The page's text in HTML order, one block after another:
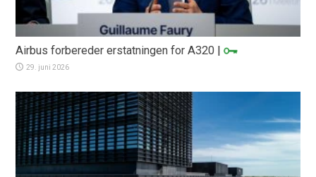
Airbus forbereder erstatningen for A320 |
29. juni 2026